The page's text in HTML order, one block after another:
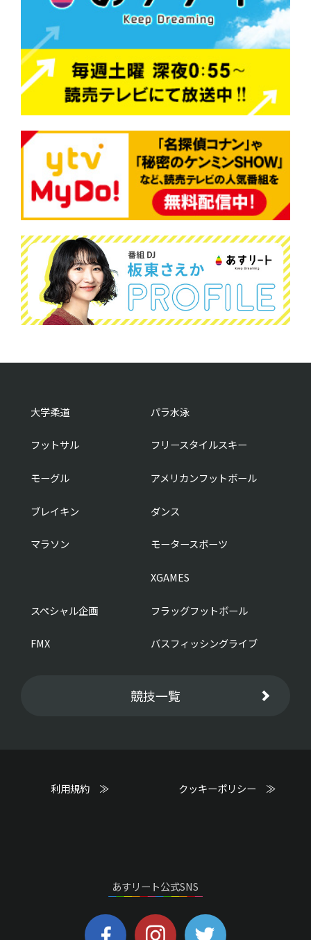
大学柔道 パラ水泳
フットサル フリースタイルスキー
モーグル アメリカンフットボール
ブレイキン ダンス
マラソン モータースポーツ
XGAMES
スペシャル企画 フラッグフットボール
FMX バスフィッシングライブ
競技一覧
利用規約 ≫ クッキーポリシー ≫
あすリート公式SNS